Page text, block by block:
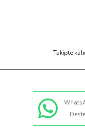
Takipte